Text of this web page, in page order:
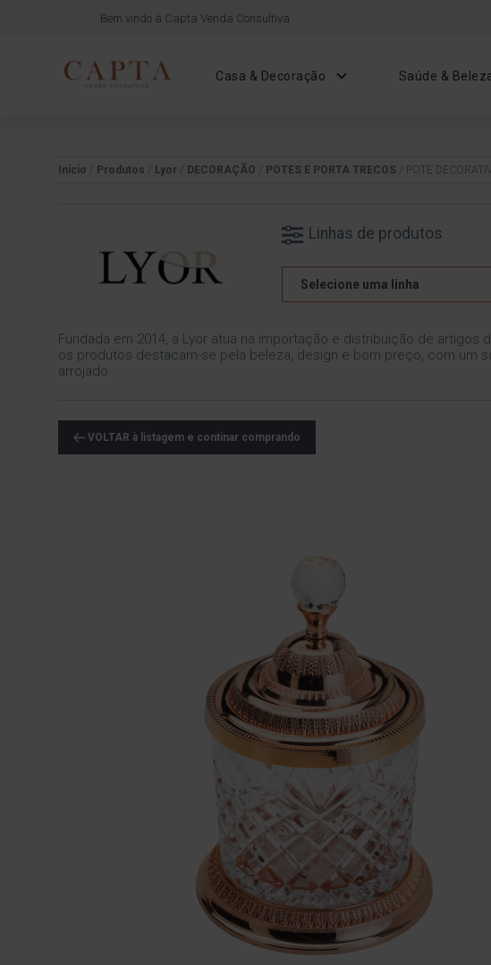
Bem vindo à Capta Venda Consultiva
Casa & Decoração Saúde &
Início Produtos Lyor DECORAÇÃO POTES E PORTA TRECOS / POTE
Linhas de produtos
Selecione uma linha
Fundada em 2014, a Lyor atua na importação e distribuição de
os produtos destacam-se pela beleza, design e bom preço, com um
arrojado.
VOLTAR à listagem e continar comprando